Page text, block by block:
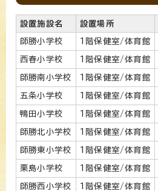
設置施設名 設置場所
師勝小学校 1階保健室/体育館
西春小学校 1階保健室/体育館
師勝南小学校 1階保健室/体育館
五条小学校 1階保健室/体育館
鴨田小学校 1階保健室/体育館
師勝北小学校 1階保健室/体育館
師勝東小学校 1階保健室/体育館
栗島小学校 1階保健室/体育館
師勝西小学校 1階保健室/体育館